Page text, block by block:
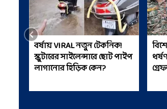
বর্ষায় VIRAL নতুন টেকনিক!
স্কুটারের সাইলেন্সারে ছোট পাইপ
লাগানোর হিড়িক কেন?